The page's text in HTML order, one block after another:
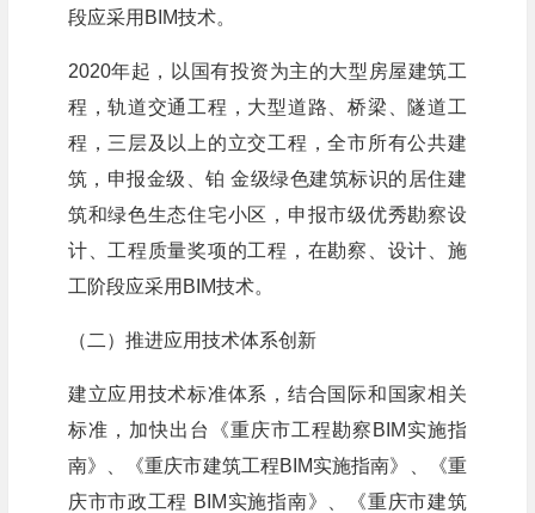
段应采用BIM技术。
2020年起，以国有投资为主的大型房屋建筑工
程，轨道交通工程，大型道路、桥梁、隧道工
程，三层及以上的立交工程，全市所有公共建
筑，申报金级、铂 金级绿色建筑标识的居住建
筑和绿色生态住宅小区，申报市级优秀勘察设
计、工程质量奖项的工程，在勘察、设计、施
工阶段应采用BIM技术。
（二）推进应用技术体系创新
建立应用技术标准体系，结合国际和国家相关
标准，加快出台《重庆市工程勘察BIM实施指
南》、《重庆市建筑工程BIM实施指南》、《重
庆市市政工程 BIM实施指南》、《重庆市建筑